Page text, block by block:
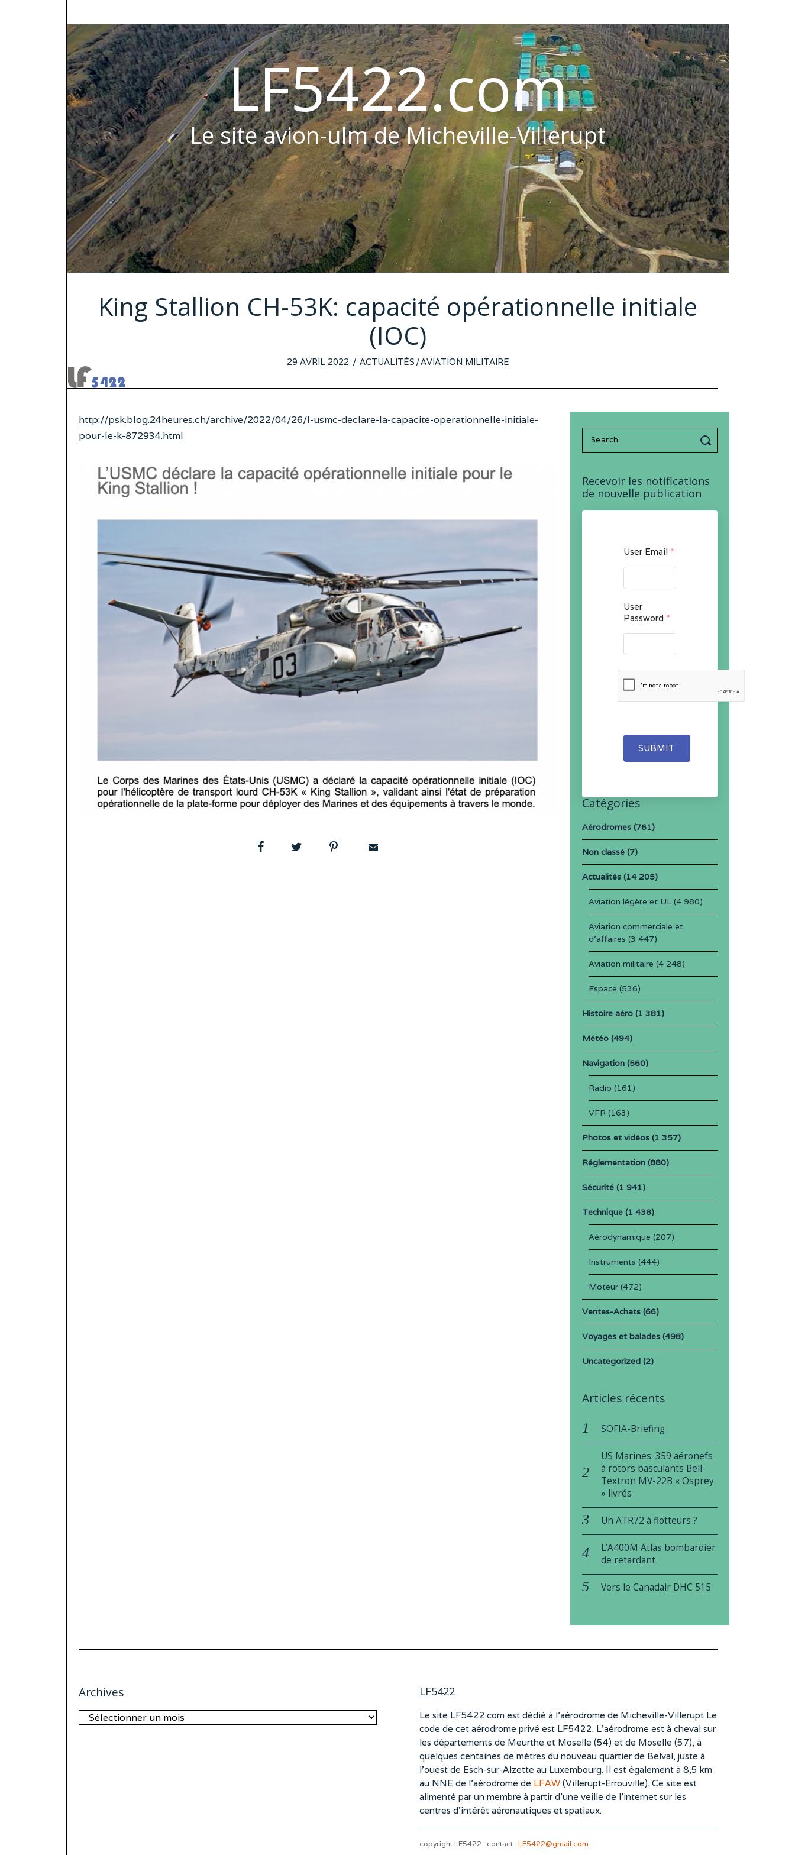
LF5422.com
Le site avion-ulm de Micheville-Villerupt
King Stallion CH-53K: capacité opérationnelle initiale
(IOC)
POSTED
29 AVRIL 2022 27
2022
ACTUALITÉS /AVIATION MILITAIRE
http://psk.blog.24heures.ch/archive/2022/04/26/l-usmc-declare-la-capacite-operationnelle-initiale-
pour-le-k-872934.html
Search
for:
Recevoir les notifications
de nouvelle publication
User Email *
User
Password *
SUBMIT
Catégories
Aérodromes(761)
Non classé(7)
Actualités(14 205)
Aviation légère et UL(4 980)
Aviation commerciale et
d'affaires (3 447)
Aviation militaire (4 248)
Espace (536)
Histoire aéro(1 381)
Météo(494)
Navigation(560)
Radio (161)
VFR (163)
Photos et vidéos(1 357)
Réglementation(880)
Sécurité(1 941)
Technique(1 438)
Aérodynamique (207)
Instruments (444)
Moteur(472)
Ventes-Achats(66)
Voyages et balades(498)
Uncategorized(2)
Articles récents
SOFIA-Briefing
US Marines: 359 aéronefs
à rotors basculants Bell-
Textron MV-22B « Osprey
» livrés
Un ATR72 à flotteurs ?
L’A400M Atlas bombardier
de retardant
Vers le Canadair DHC 515
Archives
Archives
LF5422
Le site LF5422.com est dédié à l’aérodrome de Micheville-Villerupt Le
code de cet aérodrome privé est LF5422. L’aérodrome est à cheval sur
les départements de Meurthe et Moselle (54) et de Moselle (57), à
quelques centaines de mètres du nouveau quartier de Belval, juste à
l’ouest de Esch-sur-Alzette au Luxembourg. Il est également à 8,5 km
au NNE de l’aérodrome de LFAW(Villerupt-Errouville). Ce site est
alimenté par un membre à partir d’une veille de l’internet sur les
centres d’intérêt aéronautiques et spatiaux.
copyright LF5422 · contact : LF5422@gmail.com